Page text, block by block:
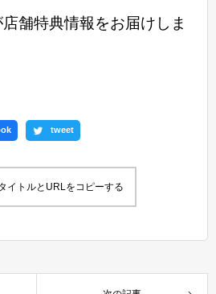
舗特典情報をお届けしま
tweet
イトルとURLをコピーする